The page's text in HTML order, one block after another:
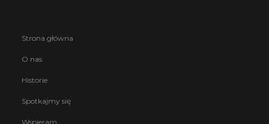
Strona główna
O nas
Historie
Spotkajmy się
Wspieram